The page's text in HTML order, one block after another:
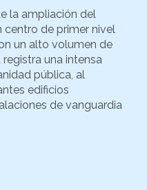
la ampliación del
centro de primer nivel
un alto volumen de
una intensa
pública, al
edificios
de vanguardia